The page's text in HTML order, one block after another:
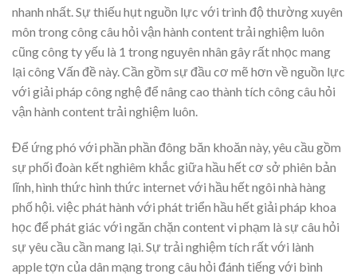
nhanh nhất. Sự thiếu hụt nguồn lực với trình độ thường xuyên
môn trong công câu hỏi vận hành content trải nghiệm luôn
cũng công ty yếu là 1 trong nguyên nhân gây rất nhọc mang
lại công Vấn đề này. Cần gồm sự đầu cơ mẽ hơn về nguồn lực
với giải pháp công nghệ để nâng cao thành tích công câu hỏi
vận hành content trải nghiệm luôn.
Để ứng phó với phần phần đông băn khoăn này, yêu cầu gồm
sự phối đoàn kết nghiêm khắc giữa hầu hết cơ sở phiên bản
lĩnh, hình thức hình thức internet với hầu hết ngôi nhà hàng
phố hội. việc phát hành với phát triển hầu hết giải pháp khoa
học để phát giác với ngăn chặn content vi phạm là sự câu hỏi
sự yêu cầu cần mang lại. Sự trải nghiệm tích rất với lành
apple tợn của dân mạng trong câu hỏi đánh tiếng với bình